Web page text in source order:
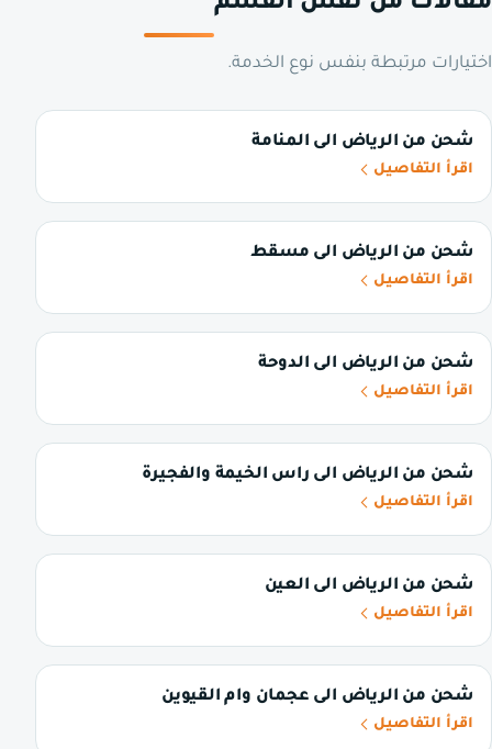
اختيارات مرتبطة بنفس نوع الخدمة.
شحن من الرياض الى المنامة
اقرأ التفاصيل
شحن من الرياض الى مسقط
اقرأ التفاصيل
شحن من الرياض الى الدوحة
اقرأ التفاصيل
شحن من الرياض الى راس الخيمة والفجيرة
اقرأ التفاصيل
شحن من الرياض الى العين
اقرأ التفاصيل
شحن من الرياض الى عجمان وام القيوين
اقرأ التفاصيل